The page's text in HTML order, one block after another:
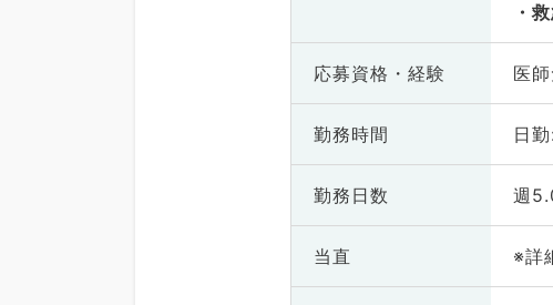
応募資格・ 経験 医
勤務時間 日
勤務日数 週
当直 ※詳